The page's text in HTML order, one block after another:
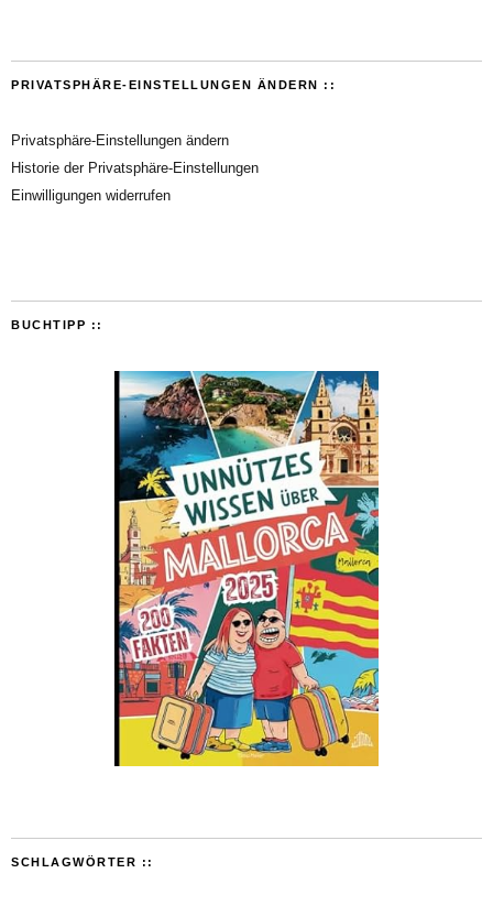
PRIVATSPHÄRE-EINSTELLUNGEN ÄNDERN ::
Privatsphäre-Einstellungen ändern
Historie der Privatsphäre-Einstellungen
Einwilligungen widerrufen
BUCHTIPP ::
SCHLAGWÖRTER ::